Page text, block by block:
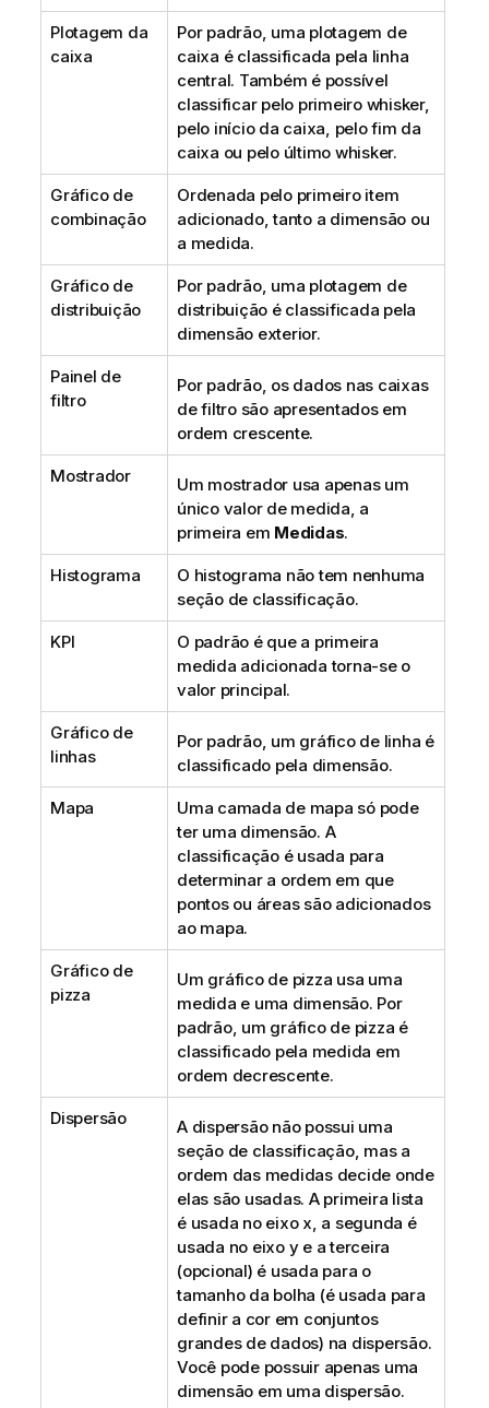
Plotagem da
caixa
Por padrão, uma plotagem de
caixa é classificada pela linha
central. Também é possível
classificar pelo primeiro whisker,
pelo início da caixa, pelo fim da
caixa ou pelo último whisker.
Gráfico de
combinação
Ordenada pelo primeiro item
adicionado, tanto a dimensão ou
a medida.
Gráfico de
distribuição
Por padrão, uma plotagem de
distribuição é classificada pela
dimensão exterior.
Painel de
filtro
Por padrão, os dados nas caixas
de filtro são apresentados em
ordem crescente.
Mostrador
Um mostrador usa apenas um
único valor de medida, a
primeira em Medidas.
Histograma
O histograma não tem nenhuma
seção de classificação.
KPI
O padrão é que a primeira
medida adicionada torna-se o
valor principal.
Gráfico de
linhas
Por padrão, um gráfico de linha é
classificado pela dimensão.
Mapa
Uma camada de mapa só pode
ter uma dimensão. A
classificação é usada para
determinar a ordem em que
pontos ou áreas são adicionados
ao mapa.
Gráfico de
pizza
Um gráfico de pizza usa uma
medida e uma dimensão. Por
padrão, um gráfico de pizza é
classificado pela medida em
ordem decrescente.
Dispersão
A dispersão não possui uma
seção de classificação, mas a
ordem das medidas decide onde
elas são usadas. A primeira lista
é usada no eixo x, a segunda é
usada no eixo y e a terceira
(opcional) é usada para o
tamanho da bolha (é usada para
definir a cor em conjuntos
grandes de dados) na dispersão.
Você pode possuir apenas uma
dimensão em uma dispersão.